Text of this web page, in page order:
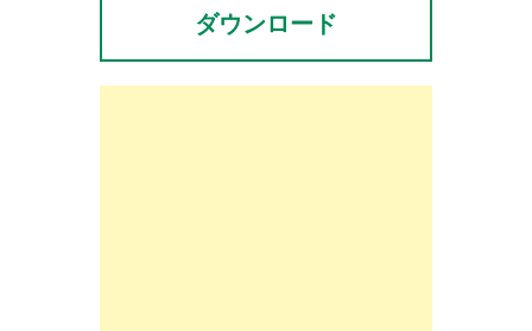
ダウンロード